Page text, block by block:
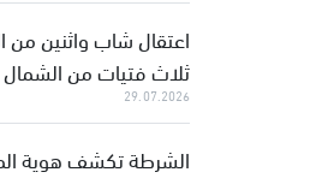
اعتقال شاب واثنين
ثلاث فتيات من الشمال
29.07.2026
الشرطة تكشف هوية